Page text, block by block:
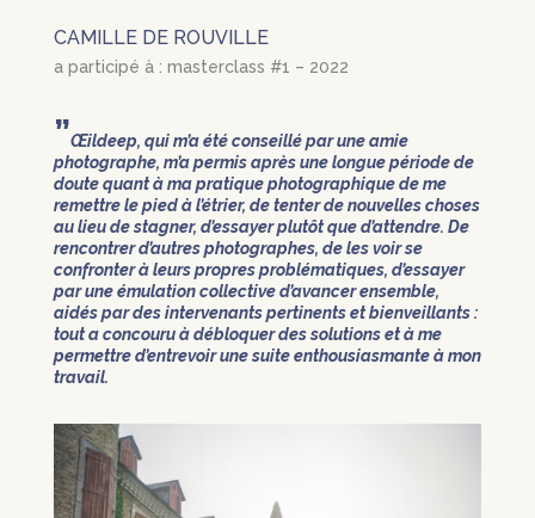
CAMILLE DE ROUVILLE
a participé à : masterclass #1 – 2022
”Œildeep, qui m’a été conseillé par une amie
photographe, m’a permis après une longue période de
doute quant à ma pratique photographique de me
remettre le pied à l’étrier, de tenter de nouvelles choses
au lieu de stagner, d’essayer plutôt que d’attendre. De
rencontrer d’autres photographes, de les voir se
confronter à leurs propres problématiques, d’essayer
par une émulation collective d’avancer ensemble,
aidés par des intervenants pertinents et bienveillants :
tout a concouru à débloquer des solutions et à me
permettre d’entrevoir une suite enthousiasmante à mon
travail.